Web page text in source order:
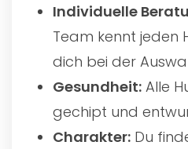
Individuelle
Team kennt jeden
dich bei der
Gesundheit: Alle
gechipt und
Charakter: Du